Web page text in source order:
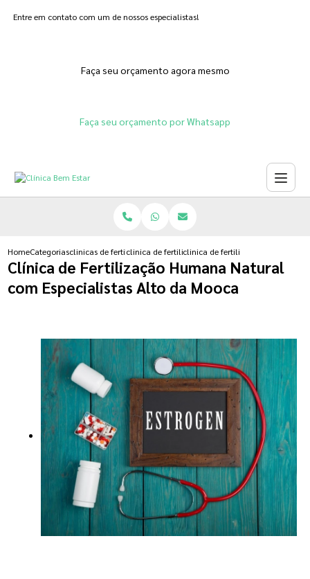
Entre em contato com um de nossos especialistas!
Faça seu orçamento agora mesmo
Faça seu orçamento por Whatsapp
HomeCategoriasclinicas de fertilizacoesclinica de fertilizacao in vitro humana
clinica de fertilizacao humana
Clínica de Fertilização Humana Natural
com Especialistas Alto da Mooca